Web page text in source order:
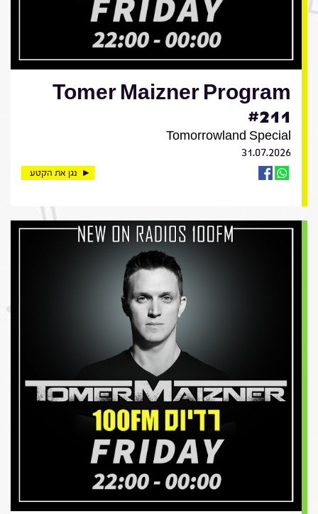
Tomer Maizner Program
#211
Tomorrowland Special
31.07.2026
נגן את הקטע